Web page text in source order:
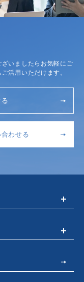
いましたらお気軽にご
活用いただけます。
わせる